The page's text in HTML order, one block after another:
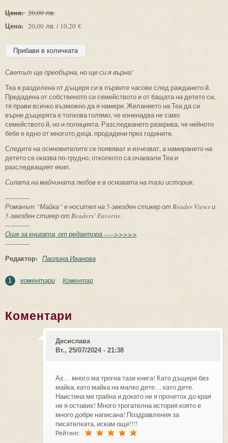
Цена: 20,00 лв.
Цена: 20,00 лв. / 10,20 €
Светът ще преобърна, но ще си я върна!
Теа е разделена от дъщеря си в първите часове след раждането й.
Предадена от собственото си семейството и от бащата на детето си,
тя прави всичко възможно да я намери. Желанието на Теа да си
върне дъщерята е толкова голямо, че изненадва не само
семейството й, но и полицията. Разследването разкрива, че нейното
бебе е едно от многото деца, продадени през годините.
Следите на осиновителите се появяват и изчезват, а намирането на
детето се оказва по-трудно, отколкото са очаквали Теа и
разследващият екип.
Силата на майчината любов е в основата на тази история.
------------
Романът “Майка” е носител на 5-звезден стикер от Reader Views и
5-звезден стикер от Readers’ Favorite.
------------
Още за книгата, от редактора ----->>>>>
------------
Редактор: Паолина Иванова
1 коментари Коментар
Коментари
Десислава
Вт., 25/07/2024 - 21:38
Ах… много ма трогна тази книга! Като дъщеря без
майка, като майка на малко дете… като дете.
Наистина ме грабна и докато не я прочетох до края
не я оставих! Много трогателна история която е
много добре написана! Поздравления за
писателката, искам още!!!!
Рейтинг: